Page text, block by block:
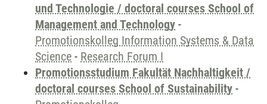
und Technologie / doctoral courses School of
Management and Technology -
Promotionskolleg Information Systems & Data
Science - Research Forum I
Promotionsstudium Fakultät Nachhaltigkeit /
doctoral courses School of Sustainability -